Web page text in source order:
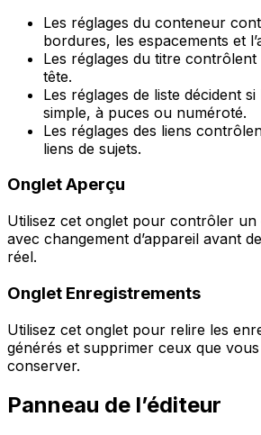
Les réglages du conteneur
bordures, les espacements et
Les réglages du titre contrôlent
tête.
Les réglages de liste décident si
simple, à puces ou numéroté.
Les réglages des liens
liens de sujets.
OngletAperçu
Utilisez cet onglet pour contrôler un
avec changement d’appareil avant
réel.
Onglet Enregistrements
Utilisez cet onglet pour relire les
générés et supprimer ceux que
conserver.
Panneau de l’éditeur